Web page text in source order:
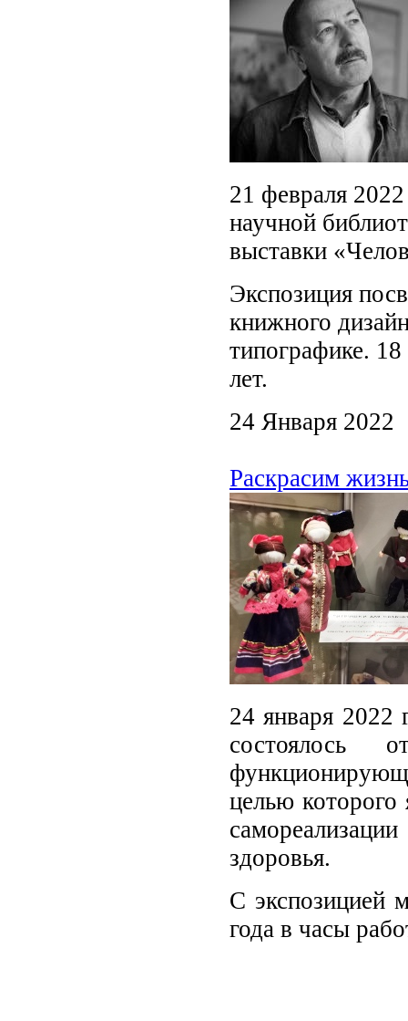
21 февраля
научной
выставки
Экспозиция
книжного
типографике.
лет.
24 Января 2022
Раскрасим
24 января 2022
состоялось
целью которого
здоровья.
С экспозицией
года в часы